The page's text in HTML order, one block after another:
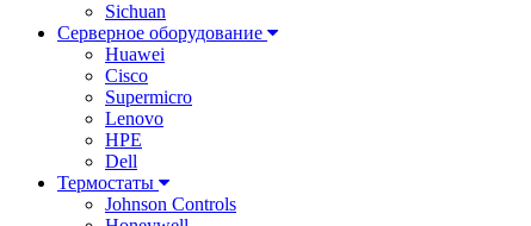
Sichuan
Серверное оборудование
Huawei
Cisco
Supermicro
Lenovo
HPE
Dell
Термостаты
Johnson Controls